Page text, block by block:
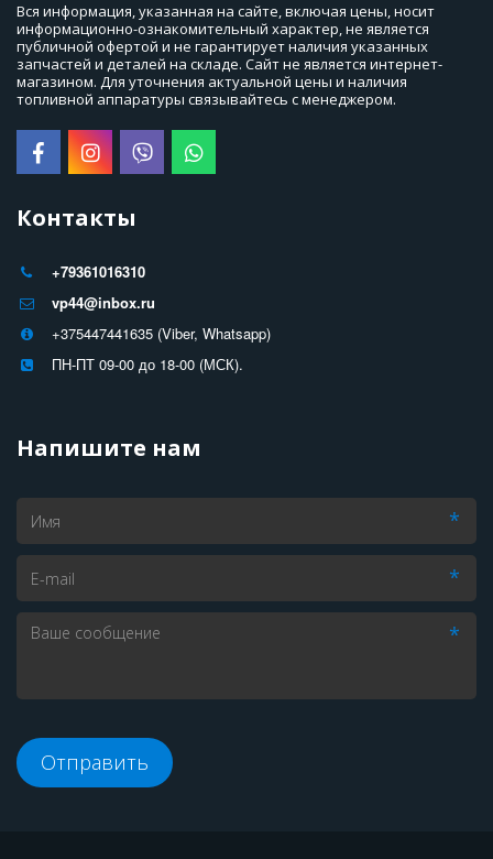
Вся информация, указанная на сайте, включая цены, носит
информационно-ознакомительный характер, не является
публичной офертой и не гарантирует наличия указанных
запчастей и деталей на складе. Сайт не является интернет-
магазином. Для уточнения актуальной цены и наличия
топливной аппаратуры связывайтесь с менеджером.
Контакты
+79361016310
vp44@inbox.ru
+375447441635 (Viber, Whatsapp)
ПН-ПТ 09-00 до 18-00 (МСК).
Напишите нам
*
*
*
Отправить